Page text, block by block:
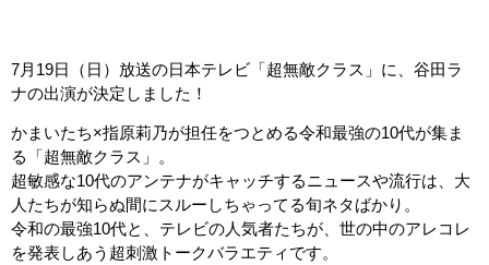
7月19日（日）放送の日本テレビ「超無敵クラス」に、谷田ラ
ナの出演が決定しました！
かまいたち×指原莉乃が担任をつとめる令和最強の10代が集ま
る「超無敵クラス」。
超敏感な10代のアンテナがキャッチするニュースや流行は、大
人たちが知らぬ間にスルーしちゃってる旬ネタばかり。
令和の最強10代と、テレビの人気者たちが、世の中のアレコレ
を発表しあう超刺激トークバラエティです。